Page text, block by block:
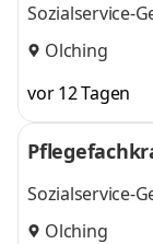
Sozialservice-
Olching
vor 12 Tagen
Sozialservice-
Olching